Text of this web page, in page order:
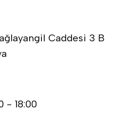
Caddesi 3 B
- 18:00